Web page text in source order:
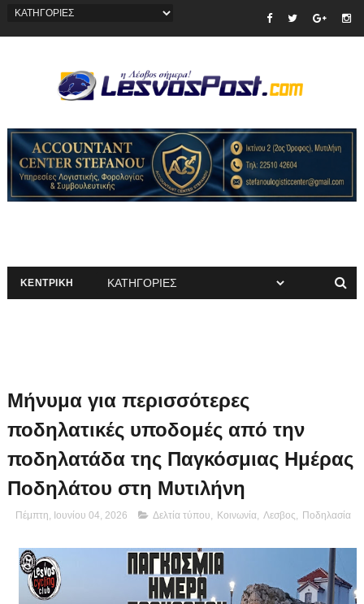
ΚΕΝΤΡΙΚΗ
Μήνυμα για περισσότερες
ποδηλατικές υποδομές από την
ποδηλατάδα της Παγκόσμιας Ημέρας
Ποδηλάτου στη Μυτιλήνη
Πέμπτη, Ιουνίου 04, 2026 Δελτία τύπου Κοινωνία, Λεσβος Ποδηλασία